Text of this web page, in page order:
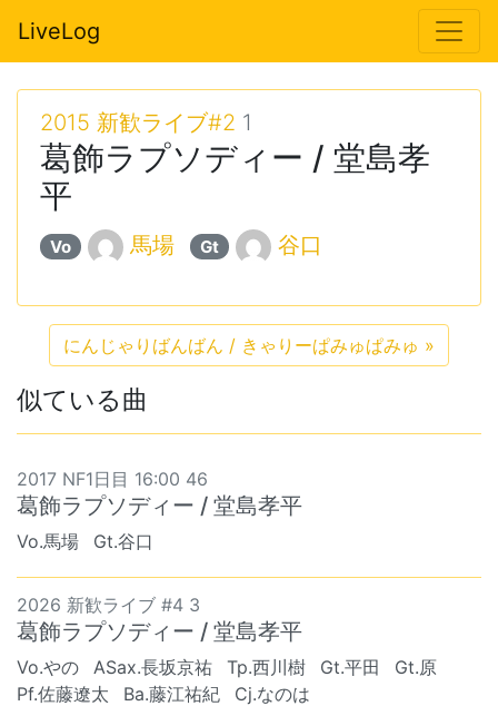
LiveLog
2015 新歓ライブ#2 1
葛飾ラプソディー / 堂島孝
平
Vo 馬場 Gt 谷口
にんじゃりばんばん / きゃりーぱみゅぱみゅ »
似ている曲
2017 NF1日目 16:00 46
葛飾ラプソディー / 堂島孝平
Vo.馬場 Gt.谷口
2026 新歓ライブ #4 3
葛飾ラプソディー / 堂島孝平
Vo.やの ASax.長坂京祐 Tp.西川樹 Gt.平田
Gt.原
Pf.佐藤遼太
Ba.藤江祐紀 Cj.なのは